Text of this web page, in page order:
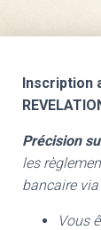
Inscription
Précision
les
bancaire via
Vous